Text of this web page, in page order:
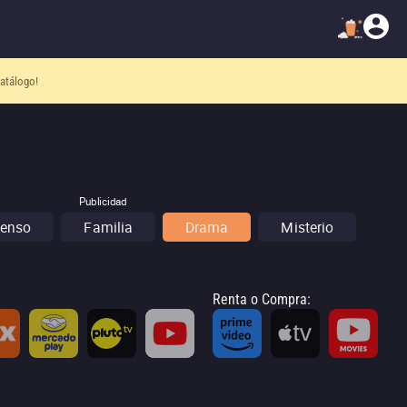
Publicidad
Familia Drama Misterio
Renta o Compra: